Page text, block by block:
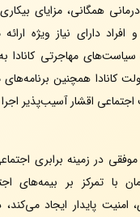
همگانی، مزایای
افراد دارای نیاز ویژه
سیاست‌های مهاجرتی
کانادا همچنین
اقشار آسیب‌پذیر
در زمینه برابری
با تمرکز بر بیمه‌های
امنیت پایدار ایجاد می‌کند،